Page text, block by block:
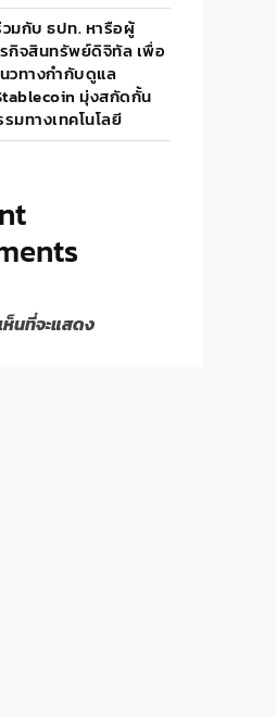
มกับ ธปท. หารือผู้
กิจสินทรัพย์ดิจิทัล เพื่อ
วทางกำกับดูแล
มุ่งสกัดกั้น
มทางเทคโนโลยี
ห็นที่จะแสดง